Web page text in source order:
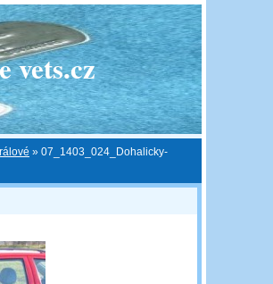
vets.cz
» 07_1403_024_Dohalicky-